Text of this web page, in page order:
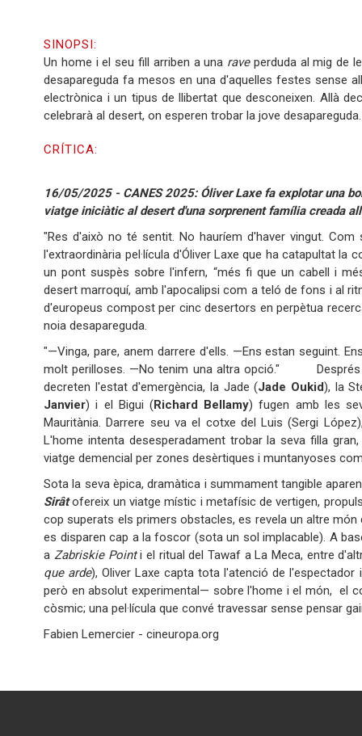
SINOPSI:
Un home i el seu fill arriben a una raveperduda al mig de
desapareguda fa mesos en una d'aquelles festes sense
electrònica i un tipus de llibertat que desconeixen. Allà
celebrarà al desert, on esperen trobar la jove desapareguda.
CRÍTICA:
16/05/2025 - CANES 2025: Óliver Laxe fa explotar una
viatge iniciàtic al desert d'una sorprenent família creada
"Res d'això no té sentit. No hauríem d'haver vingut.
l'extraordinària pel·lícula d'Óliver Laxe que ha catapultat
un pont suspès sobre l'infern, “més fi que un cabell i
desert marroquí, amb l'apocalipsi com a teló de fons i al
d'europeus compost per cinc desertors en perpètua
noia desapareguda.
"—Vinga, pare, anem darrere d'ells. —Ens estan seguint.
molt perilloses. —No tenim una altra opció." Després
decreten l'estat d'emergència, la Jade (Jade Oukid), la
Janvier) i el Bigui (Richard Bellamy) fugen amb les
Mauritània. Darrere seu va el cotxe del Luis (Sergi
L'home intenta desesperadament trobar la seva filla
viatge demencial per zones desèrtiques i muntanyoses
Sota la seva èpica, dramàtica i summament tangible
Sirâtofereix un viatge místic i metafísic de vertigen,
cop superats els primers obstacles, es revela un altre
es disparen cap a la foscor (sota un sol implacable). A
a Zabriskie Pointi el ritual del Tawaf a La Meca, entre
que arde), Oliver Laxe capta tota l'atenció de l'espectador
però en absolut experimental— sobre l'home i el món, el
còsmic; una pel·lícula que convé travessar sense pensar
Fabien Lemercier - cineuropa.org